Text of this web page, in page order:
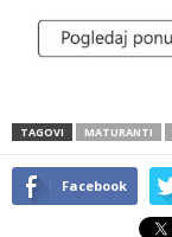
TAGOVI MATURANTI
Facebook